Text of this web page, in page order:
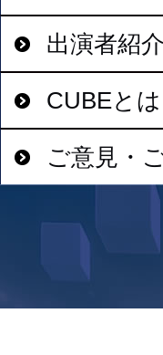
出演者紹介
CUBEとは
ご意見・